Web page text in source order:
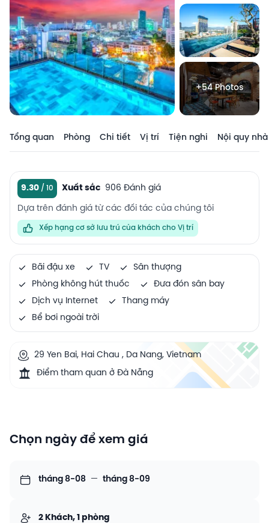
+54 Photos
Tổng quan Phòng Chi tiết Vị trí Tiện nghi Nội quy nhà
9.30 Xuất sắc 906 Đánh giá
Dựa trên đánh giá từ các đối tác của chúng tôi
Xếp hạng cơ sở lưu trú của khách cho Vị trí
Bãi đậu xe TV
Sân thượng
Phòng không hút thuốc
Đưa đón sân bay
Dịch vụ Internet
Thang máy
Bể bơi ngoài trời
29 Yen Bai, Hai Chau , Da Nang, Vietnam
Điểm tham quan ở Đà Nẵng
Chọn ngày để xem giá
tháng 8-08 — tháng 8-09
2 Khách, 1 phòng